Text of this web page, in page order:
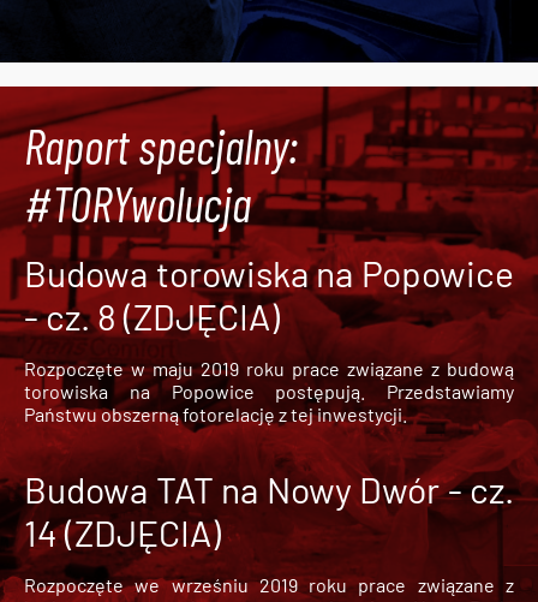
Raport specjalny:
#TORYwolucja
Budowa torowiska na Popowice
- cz. 8 (ZDJĘCIA)
Rozpoczęte w maju 2019 roku prace związane z budową
torowiska na Popowice
postępują. Przedstawiamy
Państwu obszerną fotorelację z tej inwestycji.
Budowa TAT na Nowy Dwór - cz.
14 (ZDJĘCIA)
Rozpoczęte we wrześniu 2019 roku prace związane z